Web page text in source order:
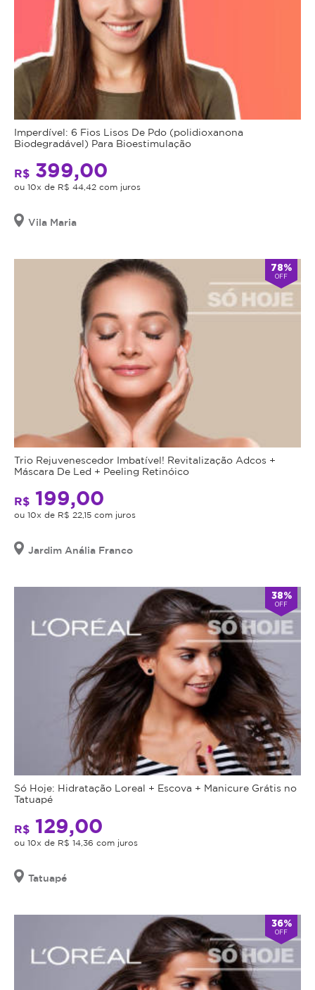
Imperdível: 6 Fios Lisos De Pdo (polidioxanona
Biodegradável) Para Bioestimulação
R$ 399,00
ou 10x de R$ 44,42 com juros
Vila Maria
78%
OFF
Trio Rejuvenescedor Imbatível! Revitalização Adcos +
Máscara De Led + Peeling Retinóico
R$ 199,00
ou 10x de R$ 22,15 com juros
Jardim Anália Franco
38%
OFF
Só Hoje: Hidratação Loreal + Escova + Manicure Grátis no
Tatuapé
R$ 129,00
ou 10x de R$ 14,36 com juros
Tatuapé
36%
OFF